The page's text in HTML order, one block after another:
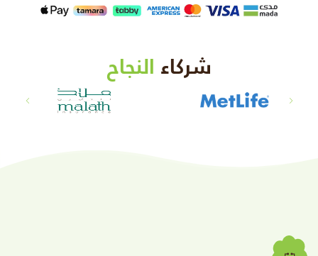
شركاء النجاح